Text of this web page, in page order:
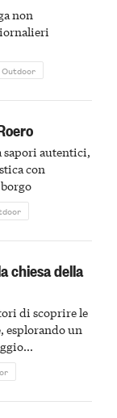
non
Outdoor
sapori autentici,
con
chiesa della
di scoprire le
esplorando un